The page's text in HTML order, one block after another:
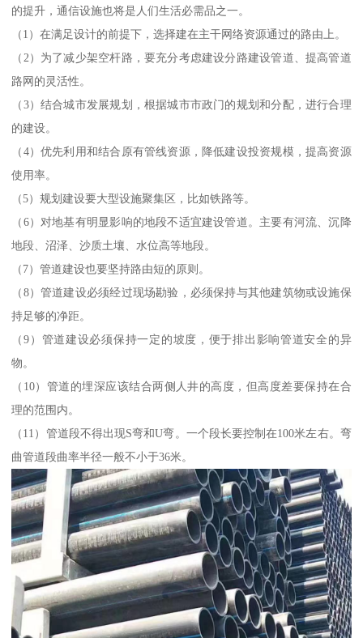
的提升，通信设施也将是人们生活必需品之一。
（1）在满足设计的前提下，选择建在主干网络资源通过的路由上。
（2）为了减少架空杆路，要充分考虑建设分路建设管道、提高管道
路网的灵活性。
（3）结合城市发展规划，根据城市市政门的规划和分配，进行合理
的建设。
（4）优先利用和结合原有管线资源，降低建设投资规模，提高资源
使用率。
（5）规划建设要大型设施聚集区，比如铁路等。
（6）对地基有明显影响的地段不适宜建设管道。主要有河流、沉降
地段、沼泽、沙质土壤、水位高等地段。
（7）管道建设也要坚持路由短的原则。
（8）管道建设必须经过现场勘验，必须保持与其他建筑物或设施保
持足够的净距。
（9）管道建设必须保持一定的坡度，便于排出影响管道安全的异
物。
（10）管道的埋深应该结合两侧人井的高度，但高度差要保持在合
理的范围内。
（11）管道段不得出现S弯和U弯。一个段长要控制在100米左右。弯
曲管道段曲率半径一般不小于36米。